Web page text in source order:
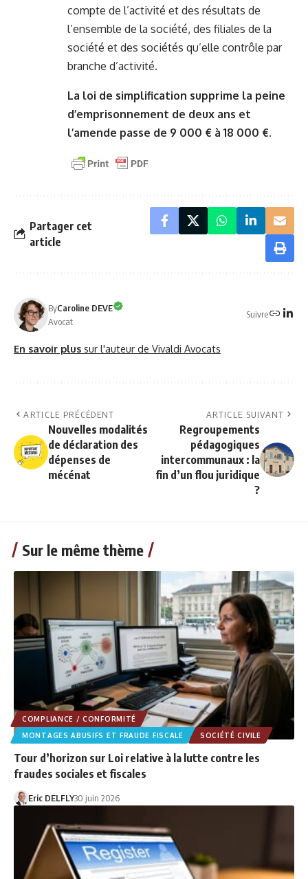
compte de l’activité et des résultats de
l’ensemble de la société, des filiales de la
société et des sociétés qu’elle contrôle par
branche d’activité.
La loi de simplification supprime la peine
d’emprisonnement de deux ans et
l’amende passe de 9 000 € à 18 000 €.
Partager cet
article
ByCaroline DEVE
Avocat
Suivre
En savoir plus sur l'auteur de Vivaldi Avocats
ARTICLE PRÉCÉDENT
Nouvelles modalités
de déclaration des
dépenses de
mécénat
ARTICLE SUIVANT
Regroupements
pédagogiques
intercommunaux : la
fin d’un flou juridique
?
Sur le même thème
COMPLIANCE / CONFORMITÉ
MONTAGES ABUSIFS ET FRAUDE FISCALE
SOCIÉTÉ CIVILE
Tour d’horizon sur Loi relative à la lutte contre les
fraudes sociales et fiscales
Eric DELFLY30 juin 2026